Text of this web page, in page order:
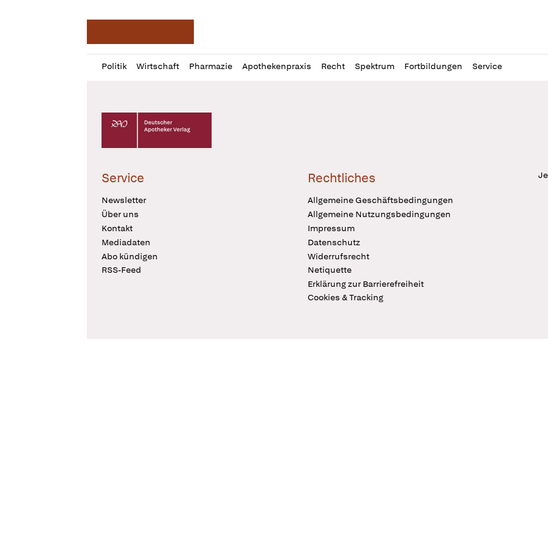
Politik Wirtschaft Pharmazie Apothekenpraxis Recht Spektrum Fortbildungen Service
Profil
öffnen
Daz
Pur
Deutscher Apotheker Verlag Logo
Service
Newsletter
Über uns
Kontakt
Mediadaten
Abo kündigen
RSS-Feed
Rechtliches
Allgemeine Geschäftsbedingungen
Allgemeine Nutzungsbedingungen
Impressum
Datenschutz
Widerrufsrecht
Netiquette
Erklärung zur Barrierefreiheit
Cookies & Tracking